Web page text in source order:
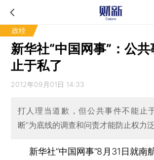
政经
新华社“中国网事”：公
止于私了
2012年09月01日 14:33
打人理当道歉，但公共事件不能止
断”为底线的调查和问责才能防止权力
新华社“中国网事”8月31日就南